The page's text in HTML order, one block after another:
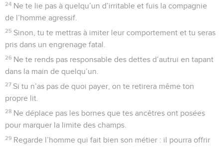
24 Ne te lie pas à quelqu’un d’irritable et fuis la compagnie
de l’homme agressif.
25 Sinon, tu te mettras à imiter leur comportement et tu seras
pris dans un engrenage fatal.
26 Ne te rends pas responsable des dettes d’autrui en tapant
dans la main de quelqu’un.
27 Si tu n’as pas de quoi payer, on te retirera même ton
propre lit.
28 Ne déplace pas les bornes que tes ancêtres ont posées
pour marquer la limite des champs.
29 Regarde l’homme qui fait bien son métier : il pourra offrir